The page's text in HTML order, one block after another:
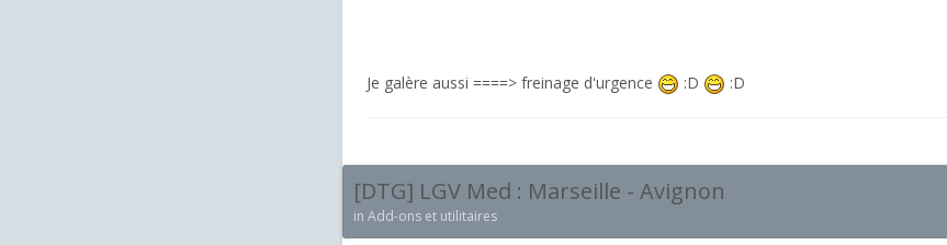
Je galère aussi ====> freinage d'urgence :D :D
[DTG] LGV Med : Marseille - Avignon
in Add-ons et utilitaires